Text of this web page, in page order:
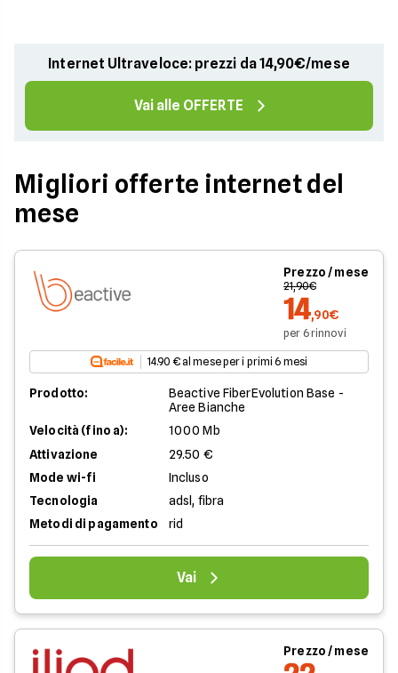
Internet Ultraveloce: prezzi da 14,90€/mese
Vai alle OFFERTE
Migliori offerte internet del
mese
Prezzo / mese
21,90€
14,90€
per 6 rinnovi
14.90 € al mese per i primi 6 mesi
Prodotto:
Beactive FiberEvolution Base -
Aree Bianche
Velocità (fino a):
1000 Mb
Attivazione
29.50 €
Mode wi-fi
Incluso
Tecnologia
adsl, fibra
Metodi di pagamento
rid
Vai
Prezzo / mese